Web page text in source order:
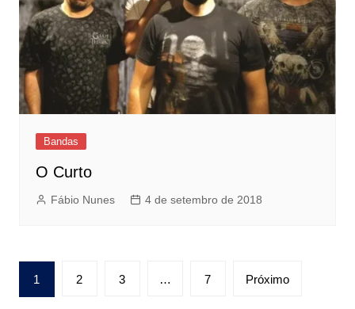
Bandas
O Curto
Fábio Nunes 4 de setembro de 2018
Paginação
de
1 2 3 … 7 Próximo